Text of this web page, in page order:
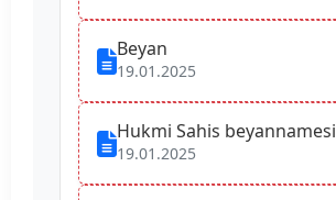
Beyan
19.01.2025
Hukmi Sahis beyannamesi
19.01.2025